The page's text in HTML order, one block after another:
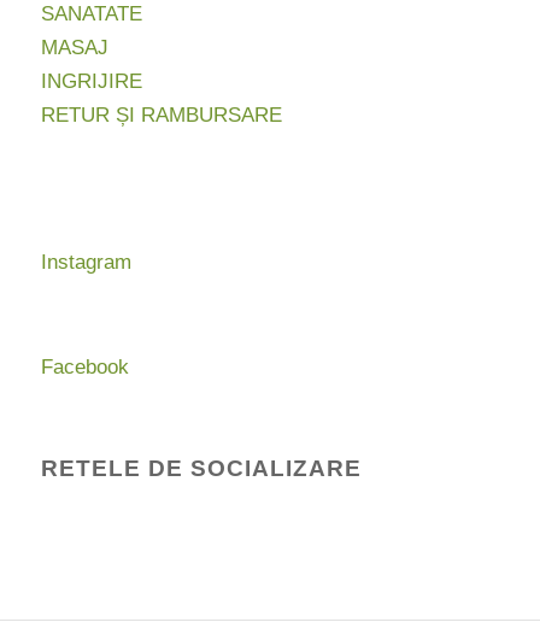
SANATATE
MASAJ
INGRIJIRE
RETUR ȘI RAMBURSARE
Instagram
Facebook
RETELE DE SOCIALIZARE